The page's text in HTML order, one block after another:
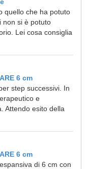
quello che ha potuto
non si è potuto
Lei cosa consiglia
6 cm
step successivi. In
e
Attendo esito della
6 cm
di 6 cm con